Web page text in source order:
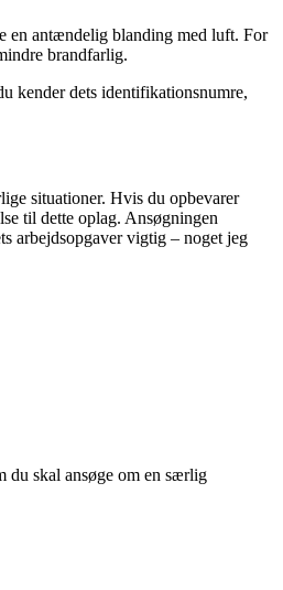
en antændelig blanding med luft. For
brandfarlig.
kender dets identifikationsnumre,
situationer. Hvis du opbevarer
til dette oplag. Ansøgningen
arbejdsopgaver vigtig – noget jeg
du skal ansøge om en særlig